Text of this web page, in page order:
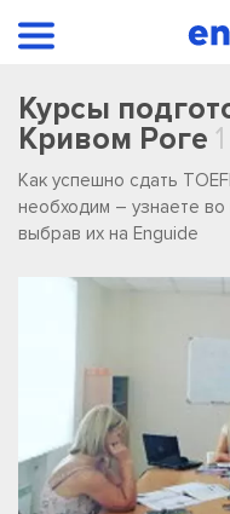
Курсы
Кривом Роге
Как успешно сдать
необходим – узнаете во
выбрав их на Enguide